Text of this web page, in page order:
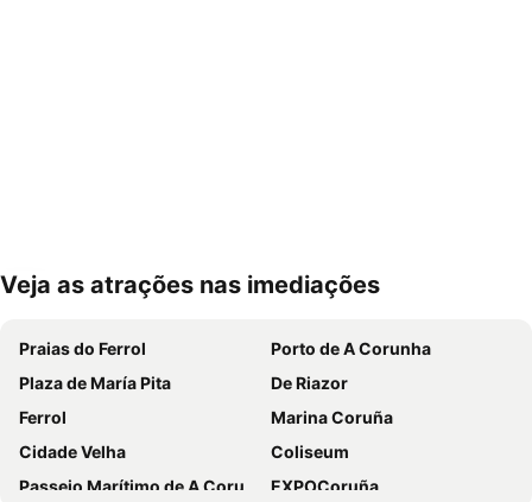
Ampliar mapa
Veja as atrações nas imediações
Praias do Ferrol
Porto de A Corunha
Plaza de María Pita
De Riazor
Ferrol
Marina Coruña
Cidade Velha
Coliseum
Passeio Marítimo de A Corunha
EXPOCoruña